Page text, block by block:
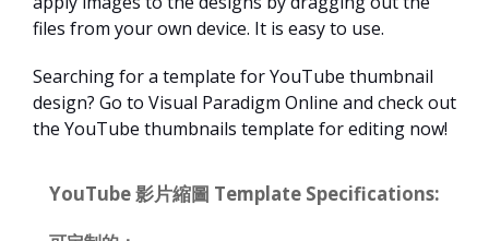
files from your own device. It is easy to use.
Searching for a template for YouTube thumbnail
design? Go to Visual Paradigm Online and check out
the YouTube thumbnails template for editing now!
YouTube 影片縮圖 Template Specifications: